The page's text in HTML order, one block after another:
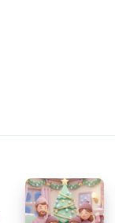
Family
look